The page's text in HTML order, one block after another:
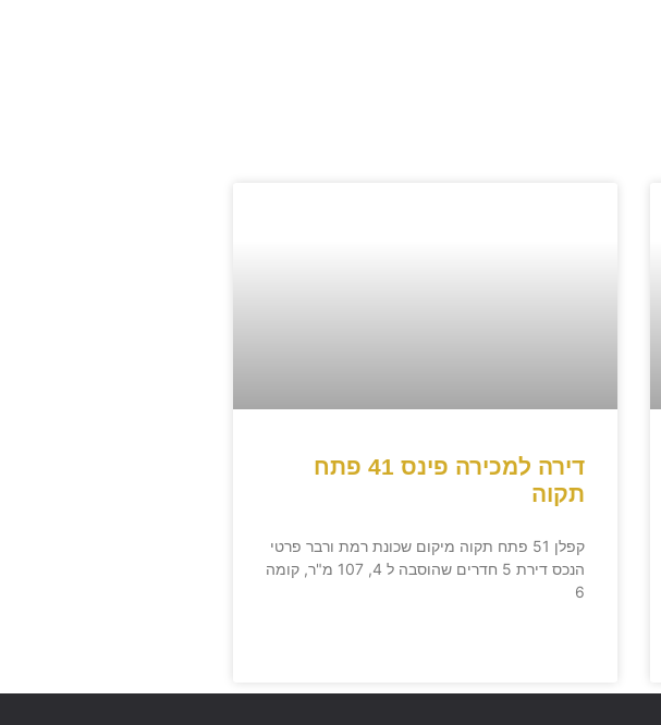
דירה למכירה פינס 41 פתח
תקוה
קפלן 51 פתח תקוה מיקום שכונת רמת ורבר פרטי
הנכס דירת 5 חדרים שהוסבה ל 4, 107 מ"ר, קומה
6